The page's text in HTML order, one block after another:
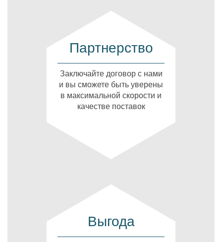
Партнерство
Заключайте договор с нами
и вы сможете быть уверены
в максимальной скорости и
качестве поставок
Выгода